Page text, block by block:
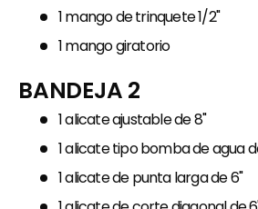
1 mango de trinquete 1/2"
1 mango giratorio
BANDEJA 2
1 alicate ajustable de 8"
1 alicate tipo bomba de agua
1 alicate de punta larga de 6"